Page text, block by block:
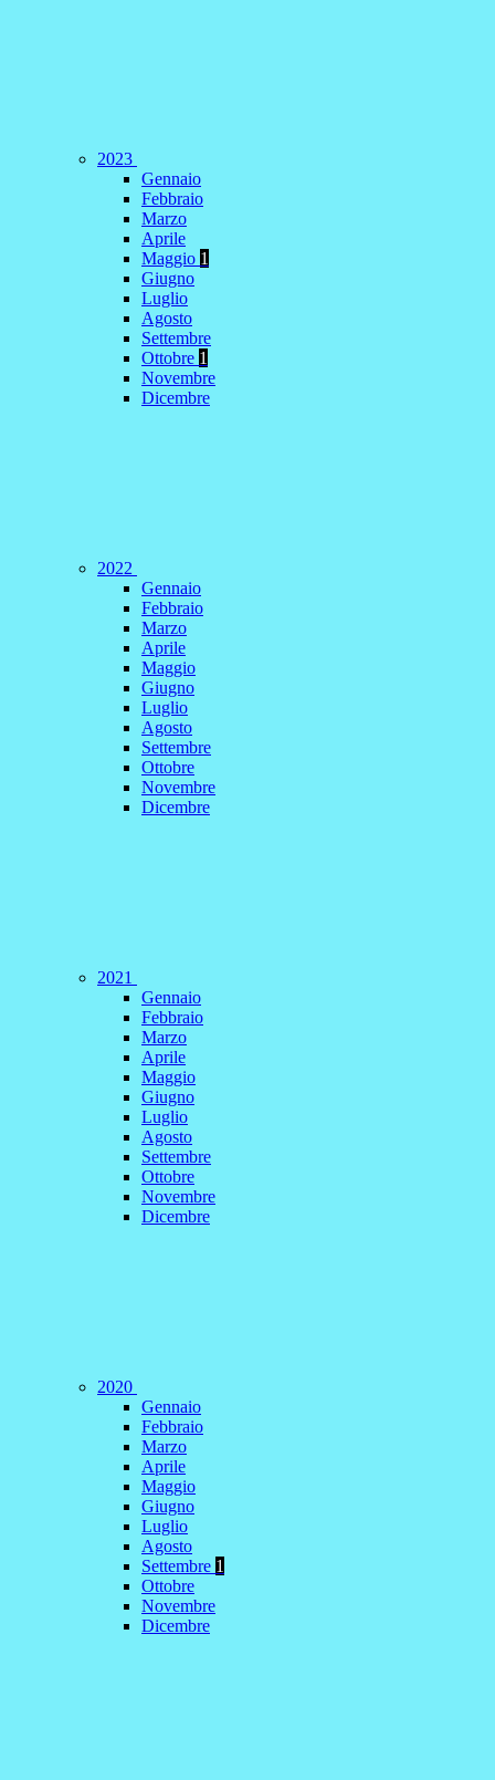
2023
Gennaio
Febbraio
Marzo
Aprile
Maggio 1
Giugno
Luglio
Agosto
Settembre
Ottobre 1
Novembre
Dicembre
2022
Gennaio
Febbraio
Marzo
Aprile
Maggio
Giugno
Luglio
Agosto
Settembre
Ottobre
Novembre
Dicembre
2021
Gennaio
Febbraio
Marzo
Aprile
Maggio
Giugno
Luglio
Agosto
Settembre
Ottobre
Novembre
Dicembre
2020
Gennaio
Febbraio
Marzo
Aprile
Maggio
Giugno
Luglio
Agosto
Settembre 1
Ottobre
Novembre
Dicembre